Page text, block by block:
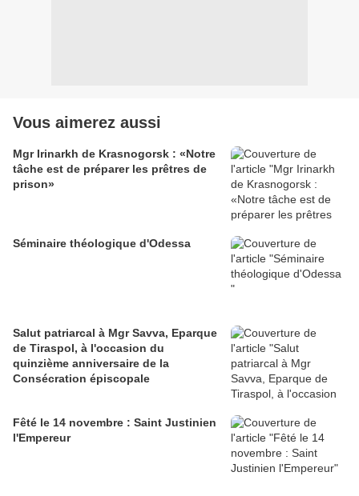
Vous aimerez aussi
Mgr Irinarkh de Krasnogorsk : «Notre
tâche est de préparer les prêtres de
prison»
Séminaire théologique d'Odessa
Salut patriarcal à Mgr Savva, Eparque
de Tiraspol, à l'occasion du
quinzième anniversaire de la
Consécration épiscopale
Fêté le 14 novembre : Saint Justinien
l'Empereur